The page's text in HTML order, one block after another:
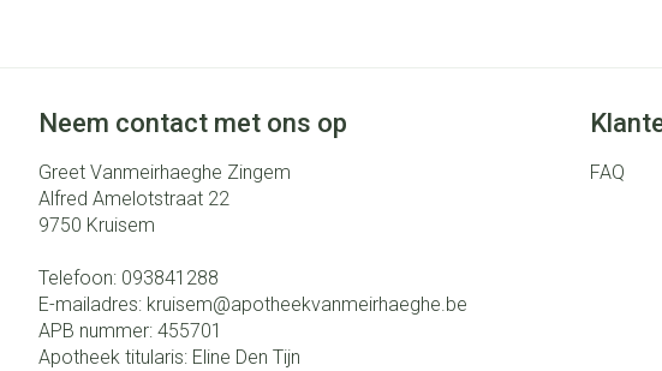
Neem contact met ons op
Greet Vanmeirhaeghe Zingem
Alfred Amelotstraat 22
9750 Kruisem
Telefoon: 093841288
E-mailadres: kruisem@apotheekvanmeirhaeghe.be
APB nummer: 455701
Apotheek titularis: Eline Den Tijn
FAQ